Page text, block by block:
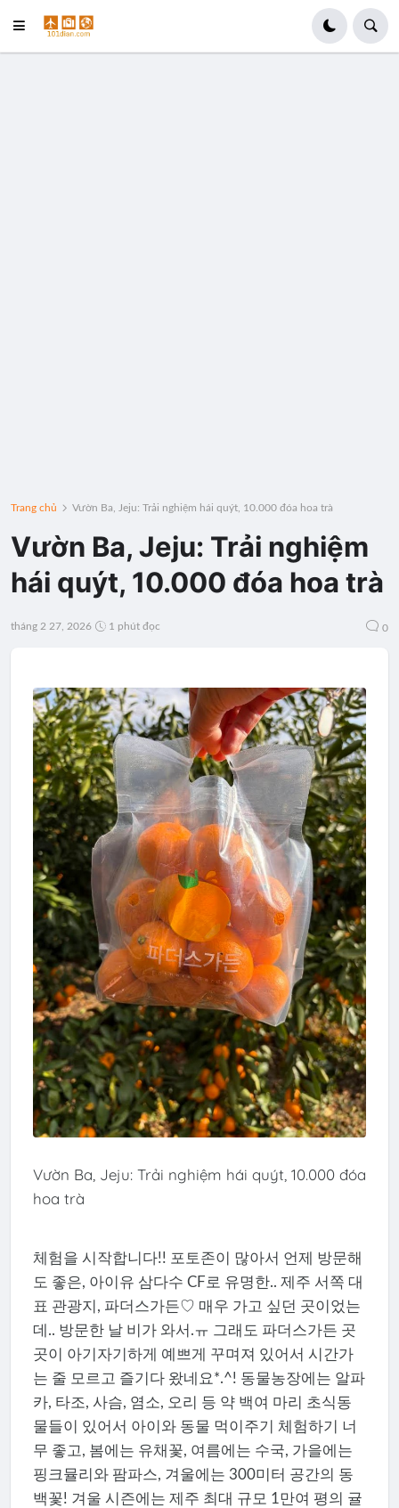
Trang chủ Vườn Ba, Jeju: Trải nghiệm hái quýt, 10.000 đóa hoa trà
Vườn Ba, Jeju: Trải nghiệm
hái quýt, 10.000 đóa hoa trà
tháng 2 27, 2026 1 phút đọc 0
Vườn Ba, Jeju: Trải nghiệm hái quýt, 10.000 đóa
hoa trà
체험을 시작합니다!! 포토존이 많아서 언제 방문해
도 좋은, 아이유 삼다수 CF로 유명한.. 제주 서쪽 대
표 관광지, 파더스가든♡ 매우 가고 싶던 곳이었는
데.. 방문한 날 비가 와서.ㅠ 그래도 파더스가든 곳
곳이 아기자기하게 예쁘게 꾸며져 있어서 시간가
는 줄 모르고 즐기다 왔네요*.^! 동물농장에는 알파
카, 타조, 사슴, 염소, 오리 등 약 백여 마리 초식동
물들이 있어서 아이와 동물 먹이주기 체험하기 너
무 좋고, 봄에는 유채꽃, 여름에는 수국, 가을에는
핑크뮬리와 팜파스, 겨울에는 300미터 공간의 동
백꽃! 겨울 시즌에는 제주 최대 규모 1만여 평의 귤